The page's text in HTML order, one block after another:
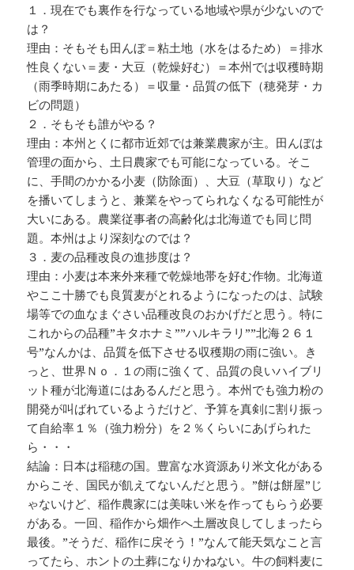
１．現在でも裏作を行なっている地域や県が少ないので
は？
理由：そもそも田んぼ＝粘土地（水をはるため）＝排水
性良くない＝麦・大豆（乾燥好む）＝本州では収穫時期
（雨季時期にあたる）＝収量・品質の低下（穂発芽・カ
ビの問題）
２．そもそも誰がやる？
理由：本州とくに都市近郊では兼業農家が主。田んぼは
管理の面から、土日農家でも可能になっている。そこ
に、手間のかかる小麦（防除面）、大豆（草取り）など
を播いてしまうと、兼業をやってられなくなる可能性が
大いにある。農業従事者の高齢化は北海道でも同じ問
題。本州はより深刻なのでは？
３．麦の品種改良の進捗度は？
理由：小麦は本来外来種で乾燥地帯を好む作物。北海道
やここ十勝でも良質麦がとれるようになったのは、試験
場等での血なまぐさい品種改良のおかげだと思う。特に
これからの品種”キタホナミ””ハルキラリ””北海２６１
号”なんかは、品質を低下させる収穫期の雨に強い。き
っと、世界Ｎｏ．１の雨に強くて、品質の良いハイブリ
ット種が北海道にはあるんだと思う。本州でも強力粉の
開発が叫ばれているようだけど、予算を真剣に割り振っ
て自給率１％（強力粉分）を２％くらいにあげられた
ら・・・
結論：日本は稲穂の国。豊富な水資源あり米文化がある
からこそ、国民が飢えてないんだと思う。”餅は餅屋”じ
ゃないけど、稲作農家には美味い米を作ってもらう必要
がある。一回、稲作から畑作へ土層改良してしまったら
最後。”そうだ、稲作に戻そう！”なんて能天気なこと言
ってたら、ホントの土葬になりかねない。牛の飼料麦に